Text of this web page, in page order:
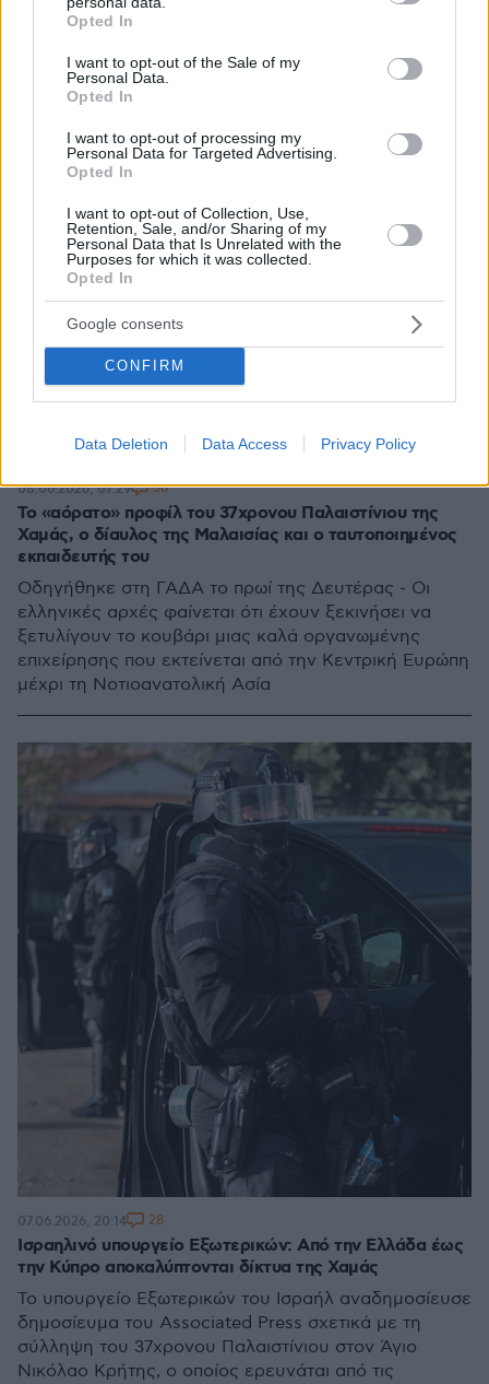
grant or deny consent to Google and its third-party tags to
use your data for below specified purposes in below Google
consent section.
Opted In
I want to opt-out of the Sale of my
Personal Data.
Opted In
I want to opt-out of processing my
Personal Data for Targeted Advertising.
Opted In
I want to opt-out of Collection, Use,
Retention, Sale, and/or Sharing of my
Personal Data that Is Unrelated with the
Purposes for which it was collected.
Opted In
Google consents
CONFIRM
Data Deletion Data Access Privacy Policy
Το «αόρατο» προφίλ του 37χρονου Παλαιστίνιου της
Χαμάς, ο δίαυλος της Μαλαισίας και ο ταυτοποιημένος
εκπαιδευτής του
Οδηγήθηκε στη ΓΑΔΑ το πρωί της Δευτέρας - Οι
ελληνικές αρχές φαίνεται ότι έχουν ξεκινήσει να
ξετυλίγουν το κουβάρι μιας καλά οργανωμένης
επιχείρησης που εκτείνεται από την Κεντρική Ευρώπη
μέχρι τη Νοτιοανατολική Ασία
08.06.2026, 07:29 36
Ισραηλινό υπουργείο Εξωτερικών: Από την Ελλάδα έως
την Κύπρο αποκαλύπτονται δίκτυα της Χαμάς
Το υπουργείο Εξωτερικών του Ισραήλ αναδημοσίευσε
δημοσίευμα του Associated Press σχετικά με τη
σύλληψη του 37χρονου Παλαιστίνιου στον Άγιο
Νικόλαο Κρήτης, ο οποίος ερευνάται από τις
07.06.2026, 20:14 28